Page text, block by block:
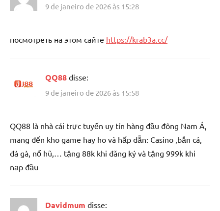
9 de janeiro de 2026 às 15:28
посмотреть на этом сайте https://krab3a.cc/
QQ88 disse:
9 de janeiro de 2026 às 15:58
QQ88 là nhà cái trực tuyến uy tín hàng đầu đông Nam Á,
mang đến kho game hay ho và hấp dẫn: Casino ,bắn cá,
đá gà, nổ hũ,… tặng 88k khi đăng ký và tặng 999k khi
nạp đầu
Davidmum disse: